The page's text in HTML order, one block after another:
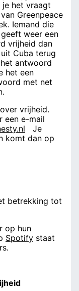
je het vraagt
Greenpeace
Iemand die
weer een
vrijheid dan
Cuba terug
antwoord
het een
met net
vrijheid.
een e-mail
Je
komt dan op
betrekking tot
op hun
Spotify staat